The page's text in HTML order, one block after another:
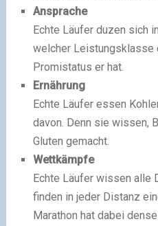
Ansprache
Echte Läufer duzen sich
welcher Leistungsklasse
Promistatus er hat.
Ernährung
Echte Läufer essen
davon. Denn sie wissen,
Gluten gemacht.
Wettkämpfe
Echte Läufer wissen alle
finden in jeder Distanz
Marathon hat dabei